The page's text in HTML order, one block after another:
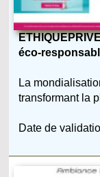
éco-
La
transformant la
Date de